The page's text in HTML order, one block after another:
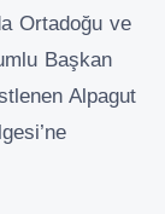
Ortadoğu ve
Başkan
Alpagut